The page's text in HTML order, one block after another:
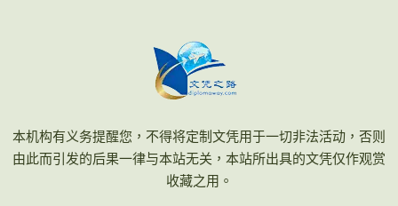
本机构有义务提醒您，不得将定制文凭用于一切非法活动，否则
由此而引发的后果一律与本站无关，本站所出具的文凭仅作观赏
收藏之用。